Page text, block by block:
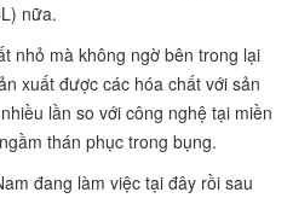
nữa.
nhỏ mà không ngờ bên trong lại
xuất được các hóa chất với sản
lần so với công nghệ tại miền
thán phục trong bụng.
đang làm việc tại đây rồi sau